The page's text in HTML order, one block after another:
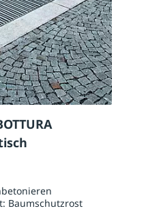
Baumschutzrost